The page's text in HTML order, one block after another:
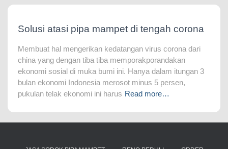
Solusi atasi pipa mampet di tengah corona
Membuat hal mengerikan kedatangan virus corona dari
china yang dengan tiba tiba memporakporandakan
ekonomi sosial di muka bumi ini. Hanya dalam itungan 3
bulan ekonomi Indonesia merosot minus 5 persen,
pukulan telak ekonomi ini harus Read more…